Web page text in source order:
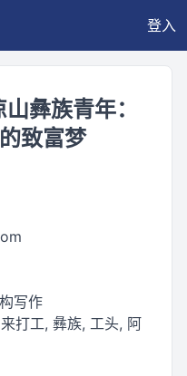
登入
彝族青年：
致富梦
写作
打工, 彝族, 工头, 阿